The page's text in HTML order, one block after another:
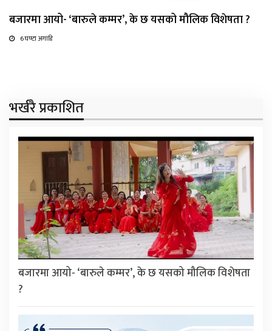
बजारमा आयो- ‘बारुले कम्मर’, के छ यसको मौलिक विशेषता ?
6 घण्टा अगाडि
भर्खरै प्रकाशित
बजारमा आयो- ‘बारुले कम्मर’, के छ यसको मौलिक विशेषता
?